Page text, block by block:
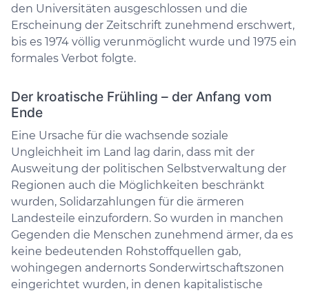
den Universitäten ausgeschlossen und die
Erscheinung der Zeitschrift zunehmend erschwert,
bis es 1974 völlig verunmöglicht wurde und 1975 ein
formales Verbot folgte.
Der kroatische Frühling – der Anfang vom
Ende
Eine Ursache für die wachsende soziale
Ungleichheit im Land lag darin, dass mit der
Ausweitung der politischen Selbstverwaltung der
Regionen auch die Möglichkeiten beschränkt
wurden, Solidarzahlungen für die ärmeren
Landesteile einzufordern. So wurden in manchen
Gegenden die Menschen zunehmend ärmer, da es
keine bedeutenden Rohstoffquellen gab,
wohingegen andernorts Sonderwirtschaftszonen
eingerichtet wurden, in denen kapitalistische